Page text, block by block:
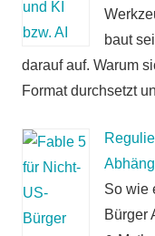
baut
darauf auf. Warum
Format durchsetzt
So wie
Bürger